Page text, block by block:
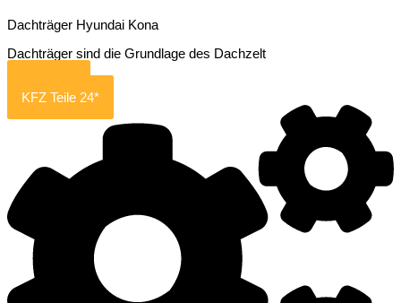
Dachträger Hyundai Kona
Dachträger sind die Grundlage des Dachzelt
KFZ Teile 24*